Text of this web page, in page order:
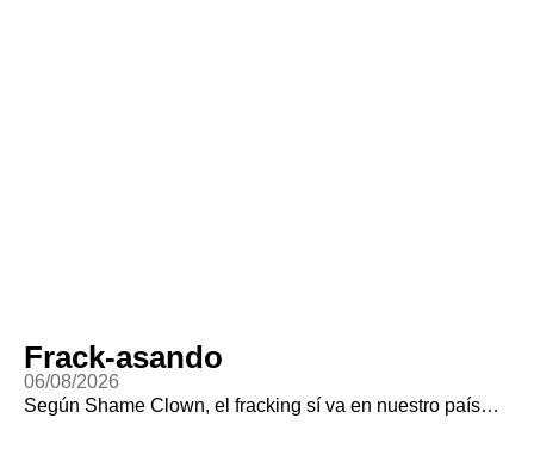
Frack-asando
06/08/2026
Según Shame Clown, el fracking sí va en nuestro país…